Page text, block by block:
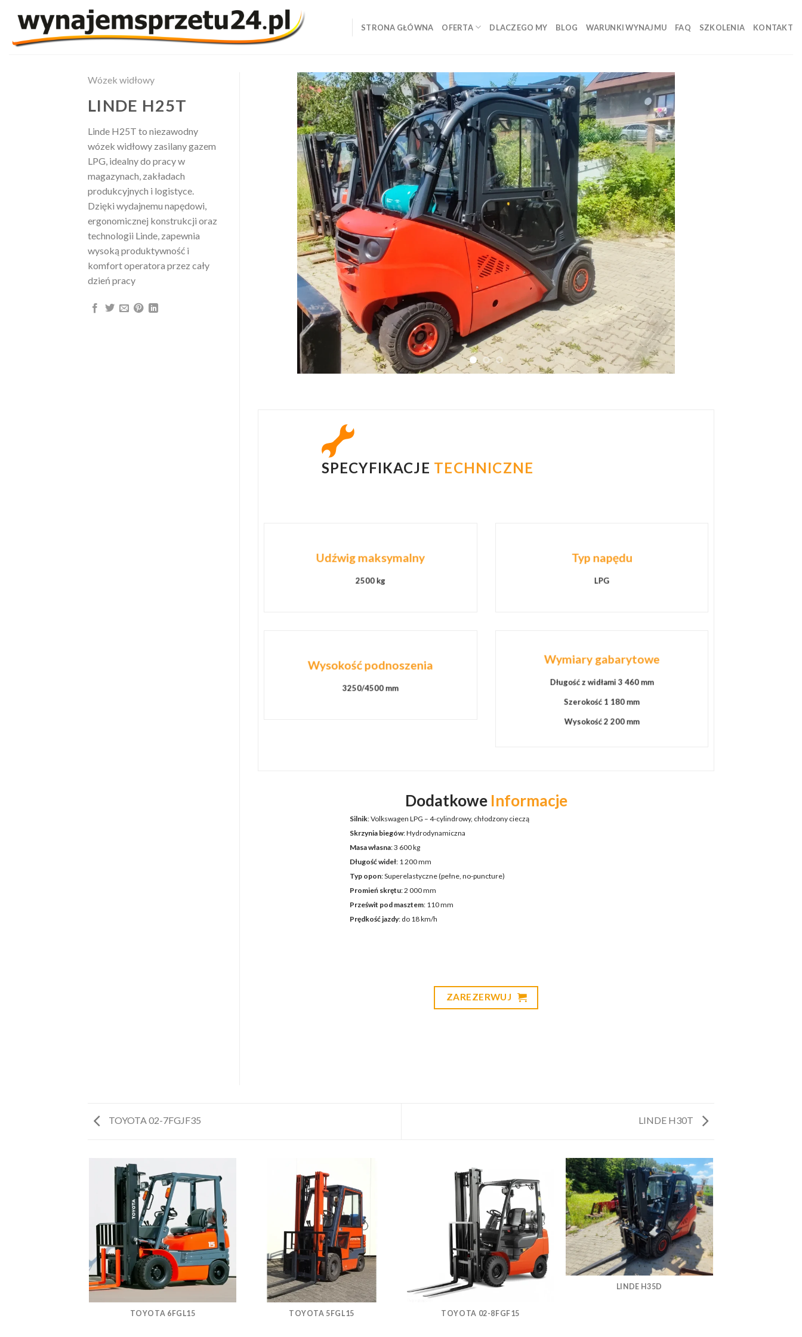
content
STRONA GŁÓWNA OFERTA DLACZEGO MY BLOG WARUNKI WYNAJMU FAQ SZKOLENIA KONTAKT
Wózek widłowy
LINDE H25T
Linde H25T to niezawodny
wózek widłowy zasilany gazem
LPG, idealny do pracy w
magazynach, zakładach
produkcyjnych i logistyce.
Dzięki wydajnemu napędowi,
ergonomicznej konstrukcji oraz
technologii Linde, zapewnia
wysoką produktywność i
komfort operatora przez cały
dzień pracy
SPECYFIKACJE TECHNICZNE
Udźwig maksymalny
2500 kg
Typ napędu
LPG
Wysokość podnoszenia
3250/4500 mm
Wymiary gabarytowe
Długość z widłami 3 460 mm
Szerokość 1 180 mm
Wysokość 2 200 mm
Dodatkowe Informacje
Silnik: Volkswagen LPG – 4-cylindrowy, chłodzony cieczą
Skrzynia biegów: Hydrodynamiczna
Masa własna: 3 600 kg
Długość wideł: 1 200 mm
Typ opon: Superelastyczne (pełne, no-puncture)
Promień skrętu: 2 000 mm
Prześwit pod masztem: 110 mm
Prędkość jazdy: do 18 km/h​
ZAREZERWUJ
TOYOTA 02-7FGJF35 LINDE H30T
TOYOTA 6FGL15 TOYOTA 5FGL15 TOYOTA 02-8FGF15
LINDE H35D